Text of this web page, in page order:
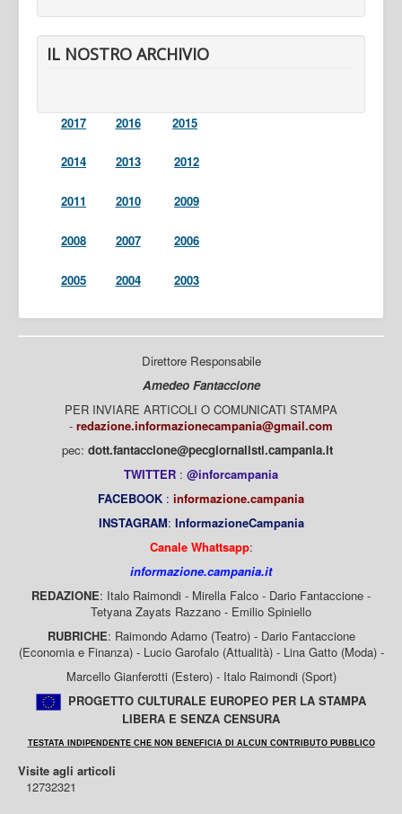
IL NOSTRO ARCHIVIO
2017 2016 2015
2014 2013 2012
2011 2010 2009
2008 2007 2006
2005 2004 2003
Direttore Responsabile
Amedeo Fantaccione
PER INVIARE ARTICOLI O COMUNICATI STAMPA
- redazione.informazionecampania@gmail.com
pec: dott.fantaccione@pecgiornalisti.campania.it
TWITTER : @inforcampania
FACEBOOK : informazione.campania
INSTAGRAM: InformazioneCampania
Canale Whattsapp:
informazione.campania.it
REDAZIONE: Italo Raimondi - Mirella Falco - Dario Fantaccione -
Tetyana Zayats Razzano - Emilio Spiniello
RUBRICHE: Raimondo Adamo (Teatro) - Dario Fantaccione
(Economia e Finanza) - Lucio Garofalo (Attualità) - Lina Gatto (Moda) -
Marcello Gianferotti (Estero) - Italo Raimondi (Sport)
PROGETTO CULTURALE EUROPEO PER LA STAMPA
LIBERA E SENZA CENSURA
TESTATA INDIPENDENTE CHE NON BENEFICIA DI ALCUN CONTRIBUTO PUBBLICO
Visite agli articoli
12732321